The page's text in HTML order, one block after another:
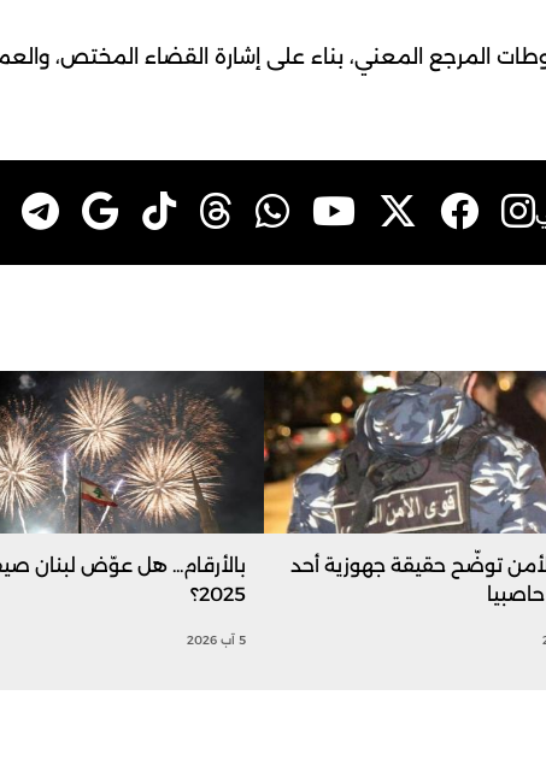
المرجع المعني، بناء على إشارة القضاء المختص،
توضّح حقيقة جهوزية أحد
بالأرقام... هل عوّض لبنان
2025؟
5 آب 2026